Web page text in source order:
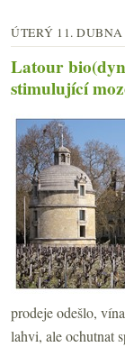
ÚTERÝ 11. DUBNA
Latour
stimulující
prodeje odešlo,
lahvi, ale ochutnat